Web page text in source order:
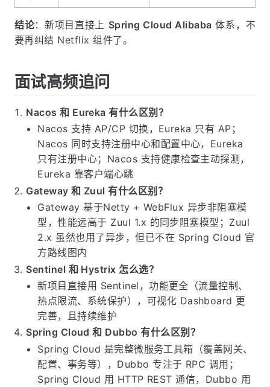
结论：新项目直接上 Spring Cloud Alibaba 体系，不
要再纠结 Netflix 组件了。
面试高频追问
Nacos 和 Eureka 有什么区别？
Nacos 支持 AP/CP 切换，Eureka 只有 AP；
Nacos 同时支持注册中心和配置中心，Eureka
只有注册中心；Nacos 支持健康检查主动探测，
Eureka 靠客户端心跳
Gateway 和 Zuul 有什么区别？
Gateway 基于Netty + WebFlux 异步非阻塞模
型，性能远高于 Zuul 1.x 的同步阻塞模型；Zuul
2.x 虽然也用了异步，但已不在 Spring Cloud 官
方路线图内
Sentinel 和 Hystrix 怎么选？
新项目直接用 Sentinel，功能更全（流量控制、
热点限流、系统保护），可视化 Dashboard 更
完善，且持续维护
Spring Cloud 和 Dubbo 有什么区别？
Spring Cloud 是完整微服务工具箱（覆盖网关、
配置、事务等），Dubbo 专注于 RPC 调用；
Spring Cloud 用 HTTP REST 通信，Dubbo 用